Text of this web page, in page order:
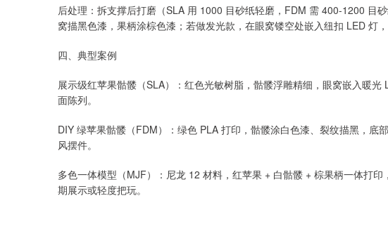
后处理：拆支撑后打磨（SLA 用 1000 目砂纸轻磨，FDM 需 400-1200 目
窝描黑色漆，果柄涂棕色漆；若做发光款，在眼窝镂空处嵌入纽扣 LED 灯，
四、典型案例
展示级红苹果骷髅（SLA）：红色光敏树脂，骷髅浮雕精细，眼窝嵌入暖
面陈列。
DIY 绿苹果骷髅（FDM）：绿色 PLA 打印，骷髅涂白色漆、裂纹描黑，底
风摆件。
多色一体模型（MJF）：尼龙 12 材料，红苹果 + 白骷髅 + 棕果柄一体打
期展示或轻度把玩。